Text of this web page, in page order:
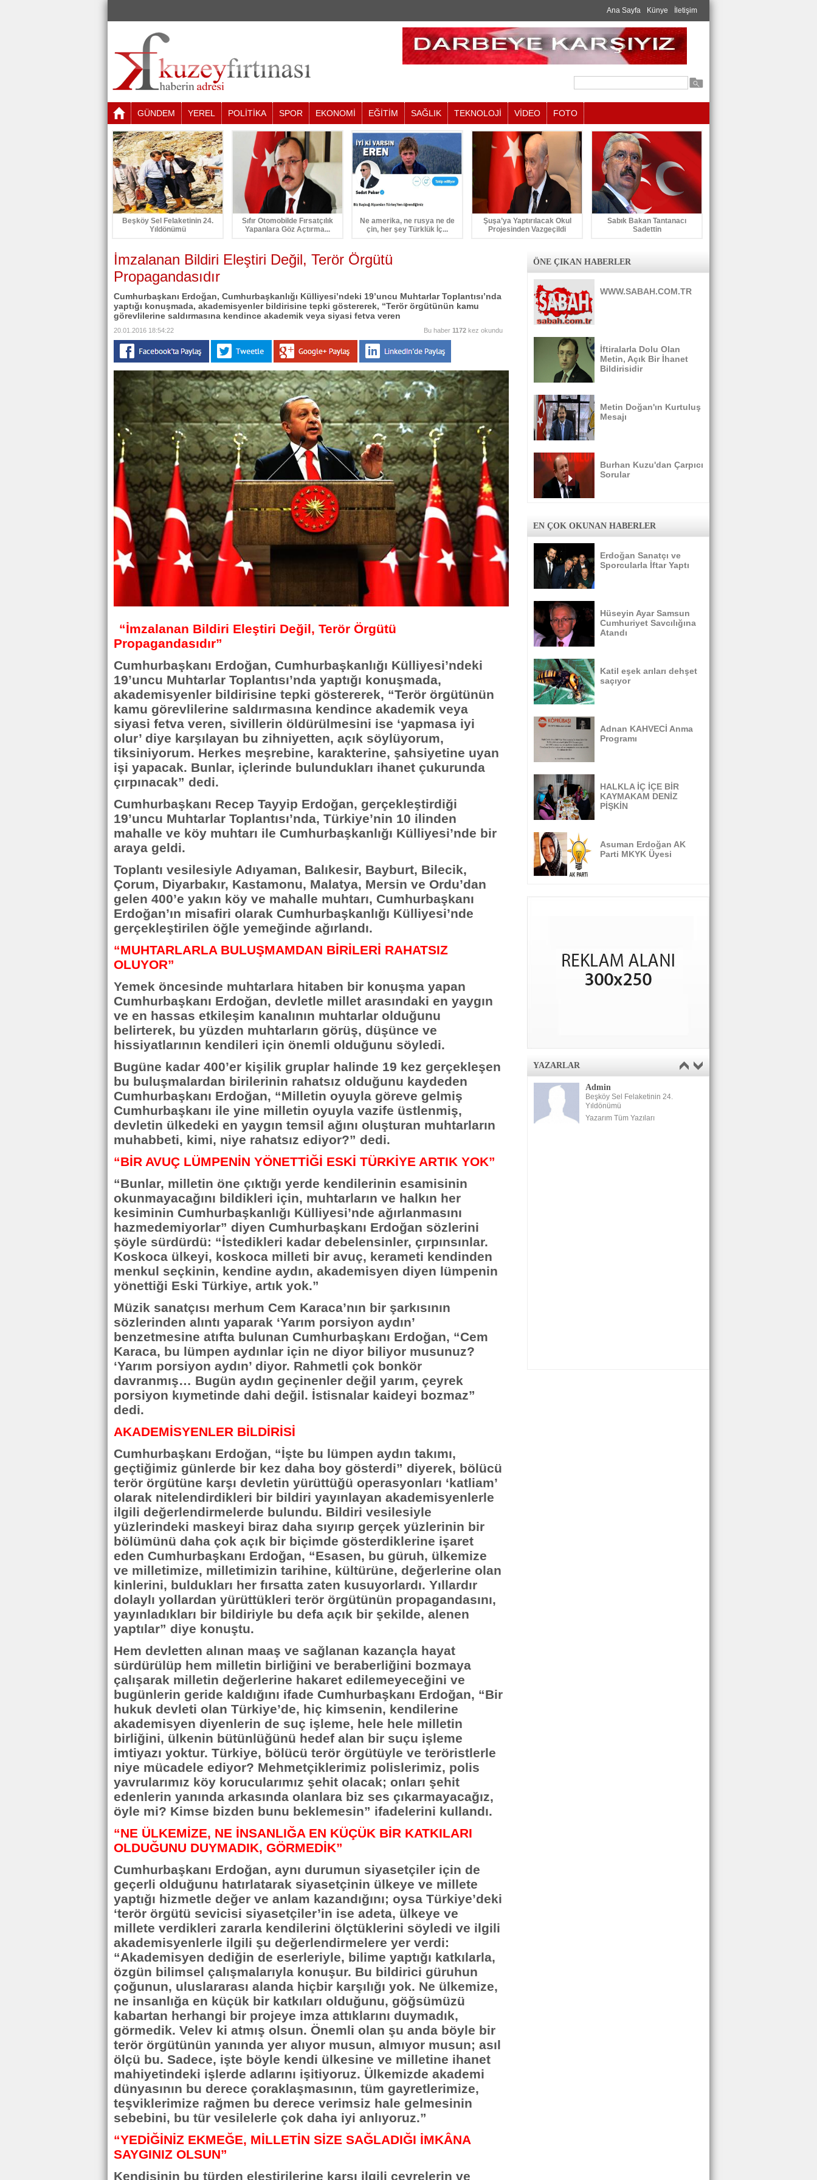
Ana Sayfa Künye İletişim
GÜNDEM YEREL POLİTİKA SPOR EKONOMİ EĞİTİM SAĞLIK TEKNOLOJİ VİDEO FOTO
Beşköy Sel Felaketinin 24.
Yıldönümü
Sıfır Otomobilde Fırsatçılık
Yapanlara Göz Açtırma...
Ne amerika, ne rusya ne de
çin, her şey Türklük İç...
Şuşa’ya Yaptırılacak Okul
Projesinden Vazgeçildi
Sabık Bakan Tantanacı
Sadettin
İmzalanan Bildiri Eleştiri Değil, Terör Örgütü
Propagandasıdır
Cumhurbaşkanı Erdoğan, Cumhurbaşkanlığı Külliyesi’ndeki 19’uncu Muhtarlar Toplantısı’nda
yaptığı konuşmada, akademisyenler bildirisine tepki göstererek, “Terör örgütünün kamu
görevlilerine saldırmasına kendince akademik veya siyasi fetva veren
20.01.2016 18:54:22 Bu haber 1172 kez okundu
“İmzalanan Bildiri Eleştiri Değil, Terör Örgütü
Propagandasıdır”
Cumhurbaşkanı Erdoğan, Cumhurbaşkanlığı Külliyesi’ndeki
19’uncu Muhtarlar Toplantısı’nda yaptığı konuşmada,
akademisyenler bildirisine tepki göstererek, “Terör örgütünün
kamu görevlilerine saldırmasına kendince akademik veya
siyasi fetva veren, sivillerin öldürülmesini ise ‘yapmasa iyi
olur’ diye karşılayan bu zihniyetten, açık söylüyorum,
tiksiniyorum. Herkes meşrebine, karakterine, şahsiyetine uyan
işi yapacak. Bunlar, içlerinde bulundukları ihanet çukurunda
çırpınacak” dedi.
Cumhurbaşkanı Recep Tayyip Erdoğan, gerçekleştirdiği
19’uncu Muhtarlar Toplantısı’nda, Türkiye’nin 10 ilinden
mahalle ve köy muhtarı ile Cumhurbaşkanlığı Külliyesi’nde bir
araya geldi.
Toplantı vesilesiyle Adıyaman, Balıkesir, Bayburt, Bilecik,
Çorum, Diyarbakır, Kastamonu, Malatya, Mersin ve Ordu’dan
gelen 400’e yakın köy ve mahalle muhtarı, Cumhurbaşkanı
Erdoğan’ın misafiri olarak Cumhurbaşkanlığı Külliyesi’nde
gerçekleştirilen öğle yemeğinde ağırlandı.
“MUHTARLARLA BULUŞMAMDAN BİRİLERİ RAHATSIZ
OLUYOR”
Yemek öncesinde muhtarlara hitaben bir konuşma yapan
Cumhurbaşkanı Erdoğan, devletle millet arasındaki en yaygın
ve en hassas etkileşim kanalının muhtarlar olduğunu
belirterek, bu yüzden muhtarların görüş, düşünce ve
hissiyatlarının kendileri için önemli olduğunu söyledi.
Bugüne kadar 400’er kişilik gruplar halinde 19 kez gerçekleşen
bu buluşmalardan birilerinin rahatsız olduğunu kaydeden
Cumhurbaşkanı Erdoğan, “Milletin oyuyla göreve gelmiş
Cumhurbaşkanı ile yine milletin oyuyla vazife üstlenmiş,
devletin ülkedeki en yaygın temsil ağını oluşturan muhtarların
muhabbeti, kimi, niye rahatsız ediyor?” dedi.
“BİR AVUÇ LÜMPENİN YÖNETTİĞİ ESKİ TÜRKİYE ARTIK YOK”
“Bunlar, milletin öne çıktığı yerde kendilerinin esamisinin
okunmayacağını bildikleri için, muhtarların ve halkın her
kesiminin Cumhurbaşkanlığı Külliyesi’nde ağırlanmasını
hazmedemiyorlar” diyen Cumhurbaşkanı Erdoğan sözlerini
şöyle sürdürdü: “İstedikleri kadar debelensinler, çırpınsınlar.
Koskoca ülkeyi, koskoca milleti bir avuç, kerameti kendinden
menkul seçkinin, kendine aydın, akademisyen diyen lümpenin
yönettiği Eski Türkiye, artık yok.”
Müzik sanatçısı merhum Cem Karaca’nın bir şarkısının
sözlerinden alıntı yaparak ‘Yarım porsiyon aydın’
benzetmesine atıfta bulunan Cumhurbaşkanı Erdoğan, “Cem
Karaca, bu lümpen aydınlar için ne diyor biliyor musunuz?
‘Yarım porsiyon aydın’ diyor. Rahmetli çok bonkör
davranmış… Bugün aydın geçinenler değil yarım, çeyrek
porsiyon kıymetinde dahi değil. İstisnalar kaideyi bozmaz”
dedi.
AKADEMİSYENLER BİLDİRİSİ
Cumhurbaşkanı Erdoğan, “İşte bu lümpen aydın takımı,
geçtiğimiz günlerde bir kez daha boy gösterdi” diyerek, bölücü
terör örgütüne karşı devletin yürüttüğü operasyonları ‘katliam’
olarak nitelendirdikleri bir bildiri yayınlayan akademisyenlerle
ilgili değerlendirmelerde bulundu. Bildiri vesilesiyle
yüzlerindeki maskeyi biraz daha sıyırıp gerçek yüzlerinin bir
bölümünü daha çok açık bir biçimde gösterdiklerine işaret
eden Cumhurbaşkanı Erdoğan, “Esasen, bu güruh, ülkemize
ve milletimize, milletimizin tarihine, kültürüne, değerlerine olan
kinlerini, buldukları her fırsatta zaten kusuyorlardı. Yıllardır
dolaylı yollardan yürüttükleri terör örgütünün propagandasını,
yayınladıkları bir bildiriyle bu defa açık bir şekilde, alenen
yaptılar” diye konuştu.
Hem devletten alınan maaş ve sağlanan kazançla hayat
sürdürülüp hem milletin birliğini ve beraberliğini bozmaya
çalışarak milletin değerlerine hakaret edilemeyeceğini ve
bugünlerin geride kaldığını ifade Cumhurbaşkanı Erdoğan, “Bir
hukuk devleti olan Türkiye’de, hiç kimsenin, kendilerine
akademisyen diyenlerin de suç işleme, hele hele milletin
birliğini, ülkenin bütünlüğünü hedef alan bir suçu işleme
imtiyazı yoktur. Türkiye, bölücü terör örgütüyle ve teröristlerle
niye mücadele ediyor? Mehmetçiklerimiz polislerimiz, polis
yavrularımız köy korucularımız şehit olacak; onları şehit
edenlerin yanında arkasında olanlara biz ses çıkarmayacağız,
öyle mi? Kimse bizden bunu beklemesin” ifadelerini kullandı.
“NE ÜLKEMİZE, NE İNSANLIĞA EN KÜÇÜK BİR KATKILARI
OLDUĞUNU DUYMADIK, GÖRMEDİK”
Cumhurbaşkanı Erdoğan, aynı durumun siyasetçiler için de
geçerli olduğunu hatırlatarak siyasetçinin ülkeye ve millete
yaptığı hizmetle değer ve anlam kazandığını; oysa Türkiye’deki
‘terör örgütü sevicisi siyasetçiler’in ise adeta, ülkeye ve
millete verdikleri zararla kendilerini ölçtüklerini söyledi ve ilgili
akademisyenlerle ilgili şu değerlendirmelere yer verdi:
“Akademisyen dediğin de eserleriyle, bilime yaptığı katkılarla,
özgün bilimsel çalışmalarıyla konuşur. Bu bildirici güruhun
çoğunun, uluslararası alanda hiçbir karşılığı yok. Ne ülkemize,
ne insanlığa en küçük bir katkıları olduğunu, göğsümüzü
kabartan herhangi bir projeye imza attıklarını duymadık,
görmedik. Velev ki atmış olsun. Önemli olan şu anda böyle bir
terör örgütünün yanında yer alıyor musun, almıyor musun; asıl
ölçü bu. Sadece, işte böyle kendi ülkesine ve milletine ihanet
mahiyetindeki işlerde adlarını işitiyoruz. Ülkemizde akademi
dünyasının bu derece çoraklaşmasının, tüm gayretlerimize,
teşviklerimize rağmen bu derece verimsiz hale gelmesinin
sebebini, bu tür vesilelerle çok daha iyi anlıyoruz.”
“YEDİĞİNİZ EKMEĞE, MİLLETİN SİZE SAĞLADIĞI İMKÂNA
SAYGINIZ OLSUN”
Kendisinin bu türden eleştirilerine karşı ilgili çevrelerin ve
ÖNE ÇIKAN HABERLER
WWW.SABAH.COM.TR
İftiralarla Dolu Olan
Metin, Açık Bir İhanet
Bildirisidir
Metin Doğan'ın Kurtuluş
Mesajı
Burhan Kuzu'dan Çarpıcı
Sorular
EN ÇOK OKUNAN HABERLER
Erdoğan Sanatçı ve
Sporcularla İftar Yaptı
Hüseyin Ayar Samsun
Cumhuriyet Savcılığına
Atandı
Katil eşek arıları dehşet
saçıyor
Adnan KAHVECİ Anma
Programı
HALKLA İÇ İÇE BİR
KAYMAKAM DENİZ
PİŞKİN
Asuman Erdoğan AK
Parti MKYK Üyesi
YAZARLAR
Admin
Beşköy Sel Felaketinin 24.
Yıldönümü
Yazarım Tüm Yazıları